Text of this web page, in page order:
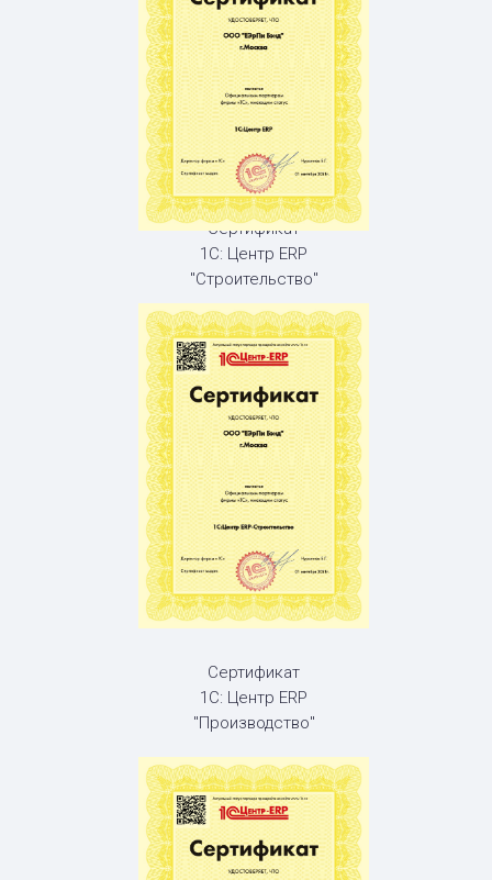
Сертификат
1С: Центр ERP
"Производство"
Сертификат
1С: Центр ERP
"Строительство"